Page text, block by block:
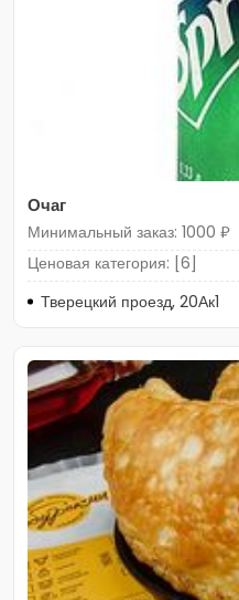
Очаг
Минимальный заказ: 1000 ₽
Ценовая категория: [6]
Тверецкий проезд, 20Ак1